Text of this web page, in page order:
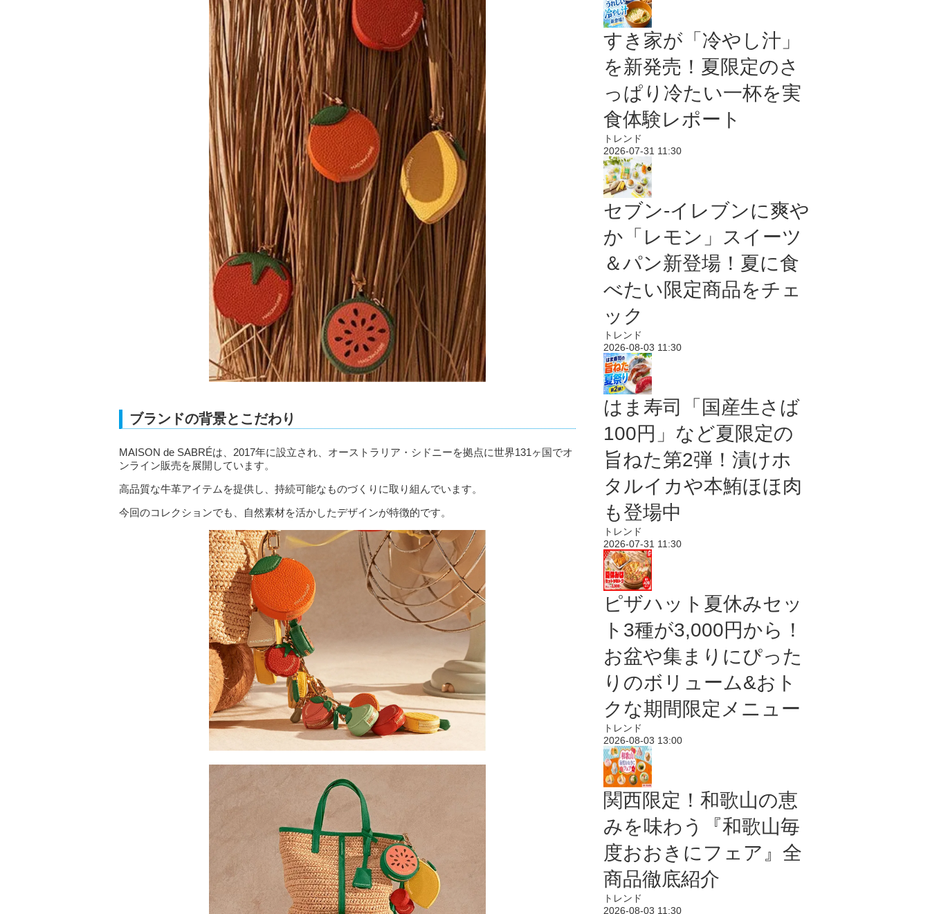
ブランドの背景とこだわり
MAISON de SABRÉは、2017年に設立され、オーストラリア・シドニーを拠点に世界131ヶ国でオ
ンライン販売を展開しています。
高品質な牛革アイテムを提供し、持続可能なものづくりに取り組んでいます。
今回のコレクションでも、自然素材を活かしたデザインが特徴的です。
すき家が「冷やし汁」
を新発売！夏限定のさ
っぱり冷たい一杯を実
食体験レポート
トレンド
2026-07-31 11:30
セブン‐イレブンに爽や
か「レモン」スイーツ
＆パン新登場！夏に食
べたい限定商品をチェ
ック
トレンド
2026-08-03 11:30
はま寿司「国産生さば
100円」など夏限定の
旨ねた第2弾！漬けホ
タルイカや本鮪ほほ肉
も登場中
トレンド
2026-07-31 11:30
ピザハット夏休みセッ
ト3種が3,000円から！
お盆や集まりにぴった
りのボリューム&おト
クな期間限定メニュー
トレンド
2026-08-03 13:00
関西限定！和歌山の恵
みを味わう『和歌山毎
度おおきにフェア』全
商品徹底紹介
トレンド
2026-08-03 11:30